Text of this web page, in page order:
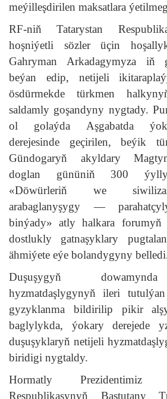
meýilleşdirilen maksatlara
RF-niň Tatarystan
hoşniýetli sözler üçin
Gahryman Arkadagymyza iň
beýan edip, netijeli
ösdürmekde türkmen
saldamly goşandyny nygtady.
ol golaýda Aşgabatda
derejesinde geçirilen, beýik
Gündogaryň akyldary
doglan gününiň 300
«Döwürleriň we
arabaglanyşygy —
binýady» atly halkara forumyň
dostlukly gatnaşyklary
ähmiýete eýe bolandygyny
Duşuşygyň
hyzmatdaşlygynyň ileri
gyzyklanma bildirilip pikir
baglylykda, ýokary derejede
duşuşyklaryň netijeli
biridigi nygtaldy.
Hormatly Prezidentimiz
Respublikasynyň Baştutany